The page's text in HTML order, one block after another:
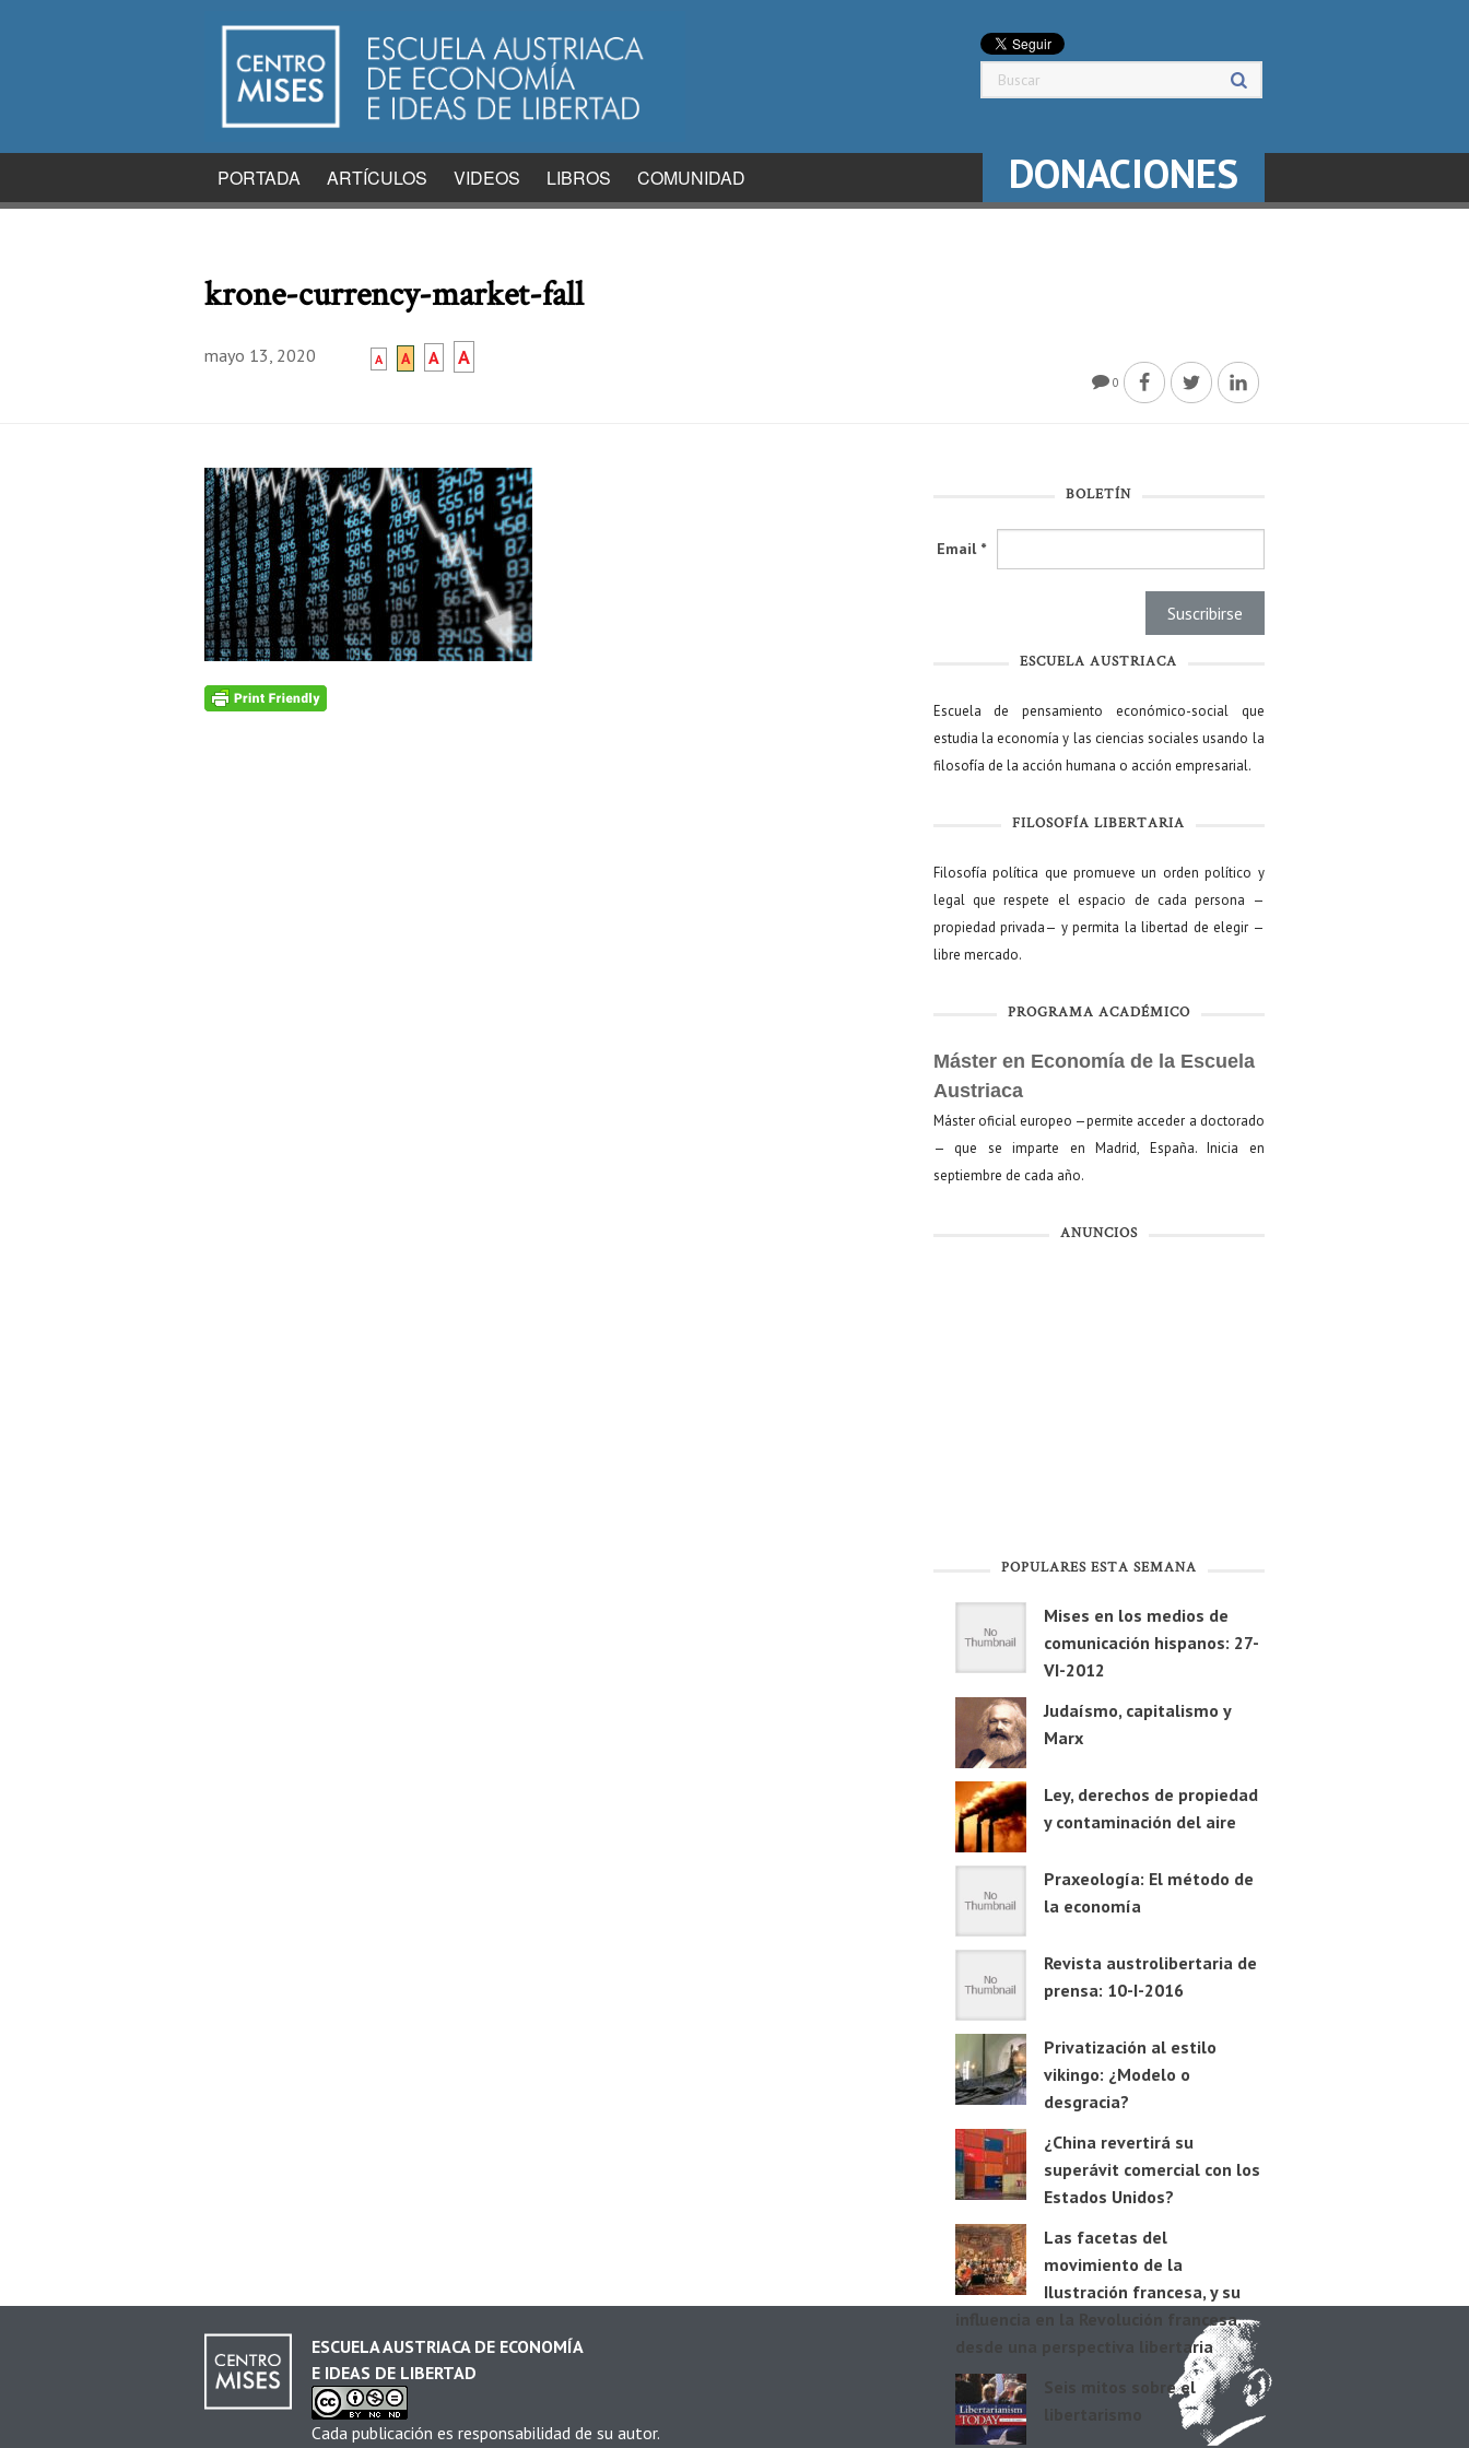
PORTADA ARTÍCULOS VIDEOS LIBROS COMUNIDAD DONACIONES
krone-currency-market-fall
mayo 13, 2020 A A A A
0
BOLETÍN
Email *
ESCUELA AUSTRIACA
Escuela de pensamiento económico-social que
estudia la economía y las ciencias sociales usando la
filosofía de la acción humana o acción empresarial.
FILOSOFÍA LIBERTARIA
Filosofía política que promueve un orden político y
legal que respete el espacio de cada persona —
propiedad privada— y permita la libertad de elegir —
libre mercado.
PROGRAMA ACADÉMICO
Máster en Economía de la Escuela
Austriaca
Máster oficial europeo —permite acceder a doctorado
— que se imparte en Madrid, España. Inicia en
septiembre de cada año.
ANUNCIOS
POPULARES ESTA SEMANA
Mises en los medios de
comunicación hispanos: 27-
VI-2012
Judaísmo, capitalismo y
Marx
Ley, derechos de propiedad
y contaminación del aire
Praxeología: El método de
la economía
Revista austrolibertaria de
prensa: 10-I-2016
Privatización al estilo
vikingo: ¿Modelo o
desgracia?
¿China revertirá su
superávit comercial con los
Estados Unidos?
Las facetas del
movimiento de la
Ilustración francesa, y su
influencia en la Revolución francesa,
desde una perspectiva libertaria
Seis mitos sobre el
ESCUELA AUSTRIACA DE ECONOMÍA
E IDEAS DE LIBERTAD
Cada publicación es responsabilidad de su autor.